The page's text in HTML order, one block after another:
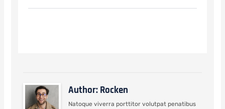
Author: Rocken
Natoque viverra porttitor volutpat penatibus